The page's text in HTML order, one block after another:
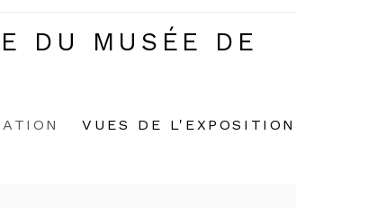
DU MUSÉE DE
VUES DE L'EXPOSITION